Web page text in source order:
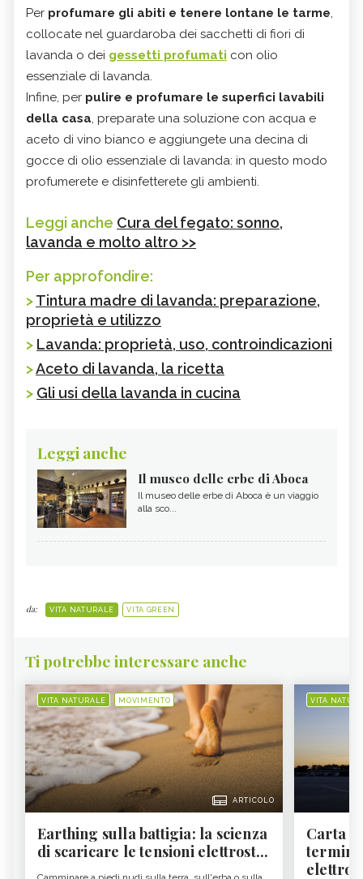
Per profumare gli abiti e tenere lontane le tarme,
collocate nel guardaroba dei sacchetti di fiori di
lavanda o dei gessetti profumati con olio
essenziale di lavanda.
Infine, per pulire e profumare le superfici lavabili
della casa, preparate una soluzione con acqua e
aceto di vino bianco e aggiungete una decina di
gocce di olio essenziale di lavanda: in questo modo
profumerete e disinfetterete gli ambienti.
Leggi anche Cura del fegato: sonno,
lavanda e molto altro >>
Per approfondire:
>Tintura madre di lavanda: preparazione,
proprietà e utilizzo
> Lavanda: proprietà, uso, controindicazioni
>Aceto di lavanda, la ricetta
> Gli usi della lavanda in cucina
Leggi anche
Il museo delle erbe di Aboca
Il museo delle erbe di Aboca è un viaggio
alla sco...
da: VITA NATURALE VITA GREEN
Ti potrebbe interessare anche
VITA NATURALE MOVIMENTO
ARTICOLO
Earthing sulla battigia: la scienza
di scaricare le tensioni elettrost...
VITA
Carta